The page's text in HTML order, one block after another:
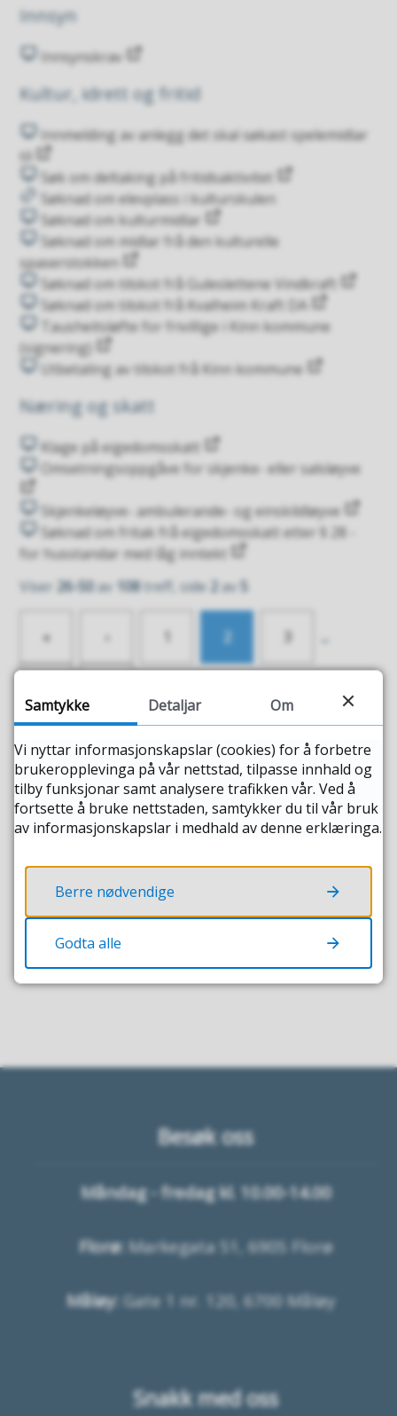
Innsyn
Innsynskrav
Kultur, idrett og fritid
Innmelding av anlegg det skal søkast spelemidlar
til
Søk om deltaking på fritidsaktivitet
Søknad om elevplass i kulturskulen
Søknad om kulturmidlar
Søknad om midlar frå den kulturelle
spaserstokken
Søknad om tilskot frå Guleslettene Vindkraft
Søknad om tilskot frå Kvalheim Kraft DA
Tausheitsløfte for frivillige i Kinn kommune
(signering)
Utbetaling av tilskot frå Kinn kommune
Næring og skatt
Klage på eigedomsskatt
Omsetningsoppgåve for skjenke- eller salsløyve
Skjenkeløyve- ambulerande- og einskildløyve
Søknad om fritak frå eigedomsskatt etter § 28 -
for husstandar med låg inntekt
Viser 26-50av 108treff, side av 5
«
Antal treff per side
25
JA NEI
Besøk oss
Måndag - fredag kl. 10.00-14.00
Florø: Markegata 51, 6905 Florø
Måløy: Gate 1 nr. 120, 6700 Måløy
Snakk med oss
Samtykke Detaljar Om
Vi nyttar informasjonskapslar (cookies) for å forbetre
brukeropplevinga på vår nettstad, tilpasse innhald og
tilby funksjonar samt analysere trafikken vår. Ved å
fortsette å bruke nettstaden, samtykker du til vår bruk
av informasjonskapslar i medhald av denne erklæringa.
Berre nødvendige
Godta alle